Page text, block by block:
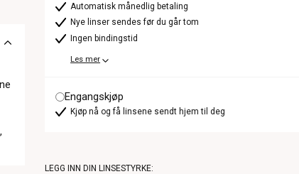
Automatisk månedlig betaling
Nye linser sendes før du går tom
Ingen bindingstid
Les mer
Engangskjøp
Kjøp nå og få linsene sendt hjem til deg
LEGG INN DIN LINSESTYRKE: